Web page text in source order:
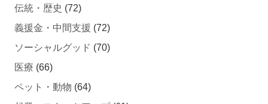
義援金・中間支援
ソーシャルグッド (70)
医療 (66)
ペット・動物
起業・スタートアップ